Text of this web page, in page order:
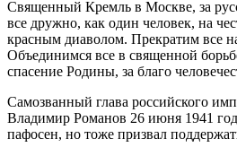
Священный Кремль в Москве, за
все дружно, как один человек, на
красным диаволом. Прекратим все
Объединимся все в священной
спасение Родины, за благо
Самозванный глава российского
Владимир Романов 26 июня 1941
пафосен, но тоже призвал